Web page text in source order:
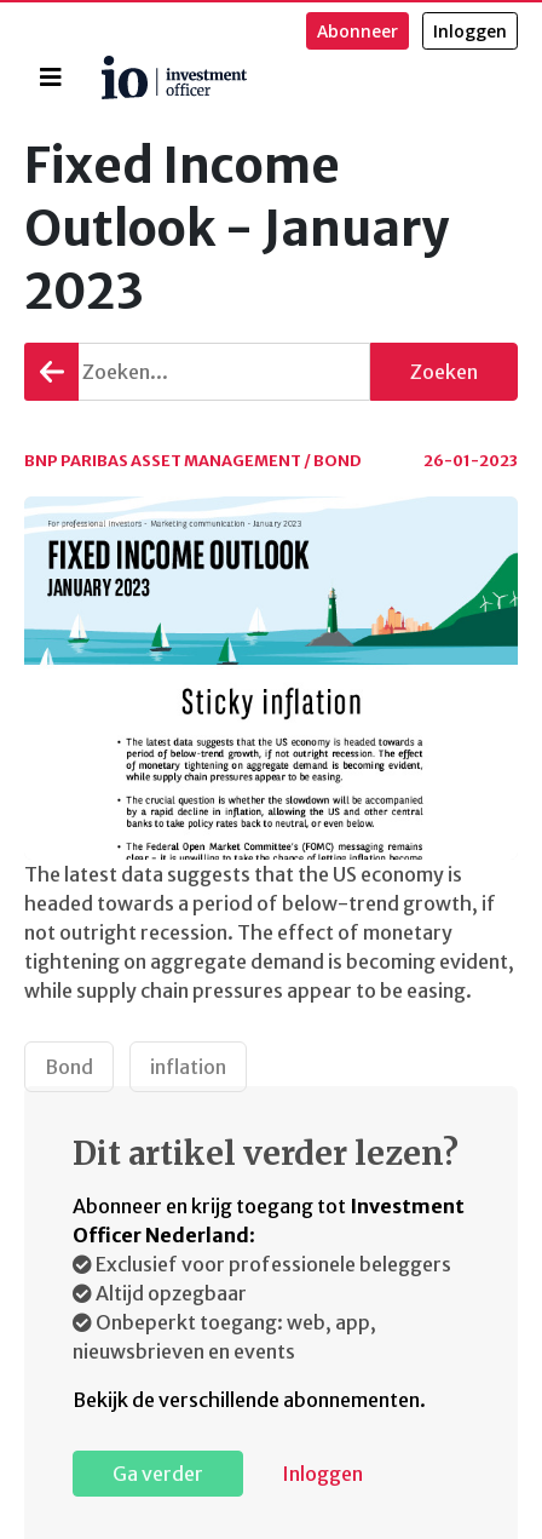
Home
Abonneer Inloggen
Zoeken
Fixed Income
Outlook - January
2023
Terug
gaan
Zoeken
BNP PARIBAS ASSET MANAGEMENT / BOND 26-01-2023
The latest data suggests that the US economy is
headed towards a period of below-trend growth, if
not outright recession. The effect of monetary
tightening on aggregate demand is becoming evident,
while supply chain pressures appear to be easing.
Bond inflation
Dit artikel verder lezen?
Abonneer en krijg toegang tot Investment
Officer Nederland :
Exclusief voor professionele beleggers
Altijd opzegbaar
Onbeperkt toegang: web, app,
nieuwsbrieven en events
Bekijk de verschillende abonnementen.
Ga verder Inloggen